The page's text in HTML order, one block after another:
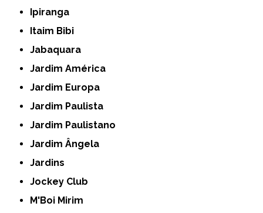
Ipiranga
Itaim Bibi
Jabaquara
Jardim América
Jardim Europa
Jardim Paulista
Jardim Paulistano
Jardim Ângela
Jardins
Jockey Club
M'Boi Mirim